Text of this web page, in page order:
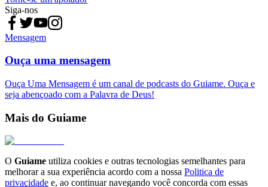
Siga-nos
Mensagem
Ouça uma mensagem
Ouça Uma Mensagem é um canal de podcasts do Guiame. Ouça e
seja abençoado com a Palavra de Deus!
Mais do Guiame
O Guiame utiliza cookies e outras tecnologias semelhantes para
melhorar a sua experiência acordo com a nossa Politica de
privacidade e, ao continuar navegando você concorda com essas